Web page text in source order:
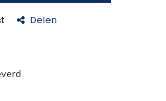
Delen